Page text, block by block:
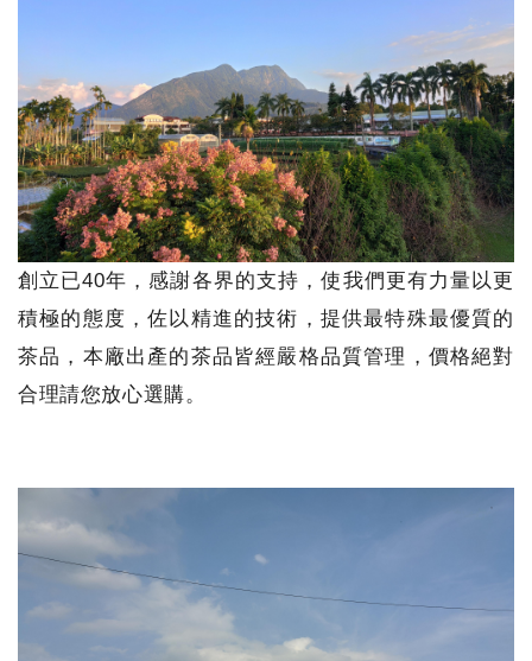
創立已40年，感謝各界的支持，使我們更有力量以更
積極的態度，佐以精進的技術，提供最特殊最優質的
茶品，本廠出產的茶品皆經嚴格品質管理，價格絕對
合理請您放心選購。